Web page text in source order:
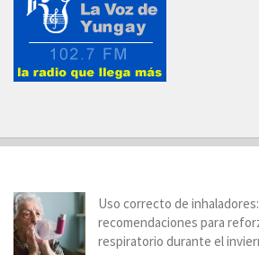
Uso correcto de
recomendaciones para
respiratorio durante el